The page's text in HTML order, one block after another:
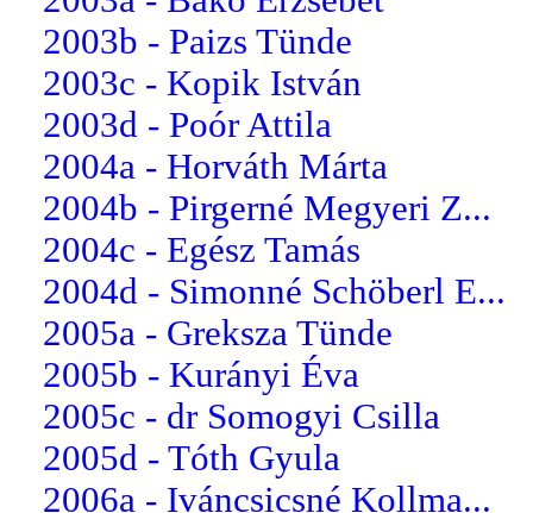
2003b - Paizs Tünde
2003c - Kopik István
2003d - Poór Attila
2004a - Horváth Márta
2004b - Pirgerné Megyeri Z...
2004c - Egész Tamás
2004d - Simonné Schöberl E...
2005a - Greksza Tünde
2005b - Kurányi Éva
2005c - dr Somogyi Csilla
2005d - Tóth Gyula
2006a - Iváncsicsné Kollma...